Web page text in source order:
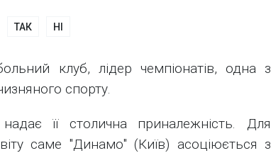
ТАК НІ
клуб, лідер чемпіонатів, одна з
спорту.
її столична приналежність. Для
саме "Динамо" (Київ) асоціюється з